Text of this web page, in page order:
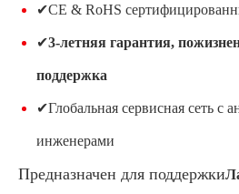
✔CE & RoHS
✔3-летняя гарантия,
поддержка
✔Глобальная сервисная сеть с
инженерами
Предназначен для поддержки